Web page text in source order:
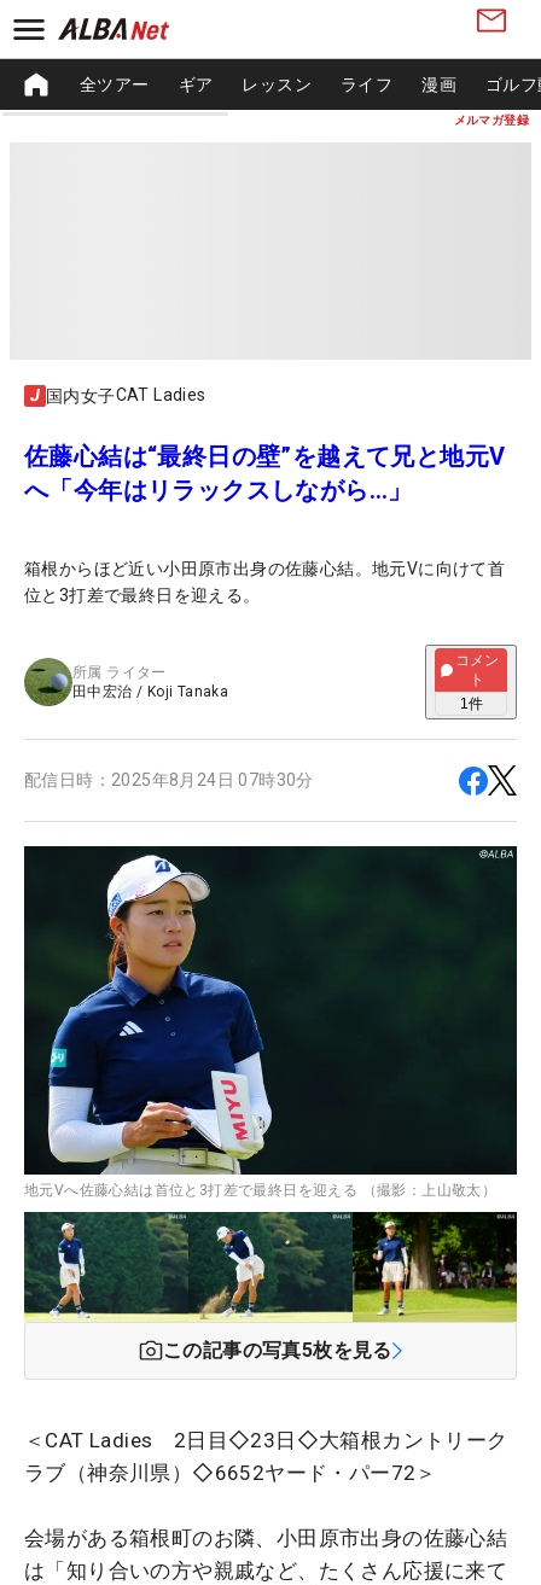
メルマガ登録
全ツアー ギア レッスン ライフ 漫画 ゴル
国内女子CAT Ladies
佐藤心結は“最終日の壁”を越えて兄と地元V
へ「今年はリラックスしながら…」
箱根からほど近い小田原市出身の佐藤心結。地元Vに向けて首
位と3打差で最終日を迎える。
所属 ライター
田中宏治 / Koji Tanaka
コメン
ト
1件
配信日時： 2025年8月24日 07時30分
地元Vへ佐藤心結は首位と3打差で最終日を迎える （撮影：上山敬太）
この記事の写真5枚を見る
＜CAT Ladies 2日目◇23日◇大箱根カントリーク
ラブ（神奈川県）◇6652ヤード・パー72＞
会場がある箱根町のお隣、小田原市出身の佐藤心結
は「知り合いの方や親戚など、たくさん応援に来て